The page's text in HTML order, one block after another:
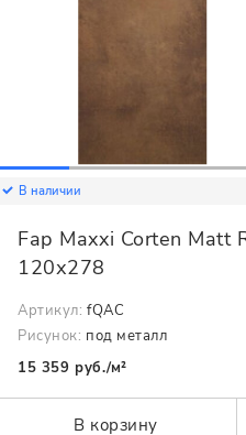
В наличии
Fap Maxxi Corten Matt
120х278
Артикул: fQAC
Рисунок: под металл
15 359 руб./м²
В корзину